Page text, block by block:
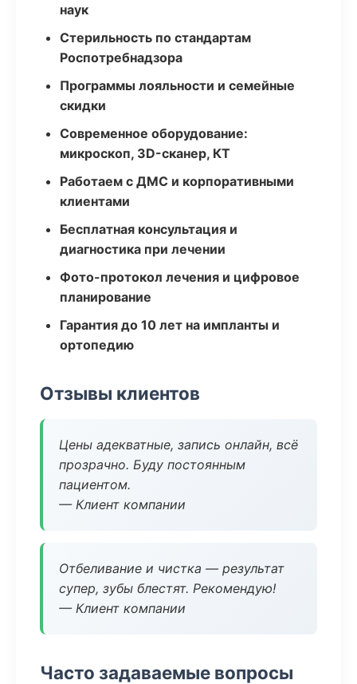
наук
Стерильность по стандартам
Роспотребнадзора
Программы лояльности и семейные
скидки
Современное оборудование:
микроскоп, 3D-сканер, КТ
Работаем с ДМС и корпоративными
клиентами
Бесплатная консультация и
диагностика при лечении
Фото-протокол лечения и цифровое
планирование
Гарантия до 10 лет на импланты и
ортопедию
Отзывы клиентов
Цены адекватные, запись онлайн, всё
прозрачно. Буду постоянным
пациентом.
— Клиент компании
Отбеливание и чистка — результат
супер, зубы блестят. Рекомендую!
— Клиент компании
Часто задаваемые вопросы